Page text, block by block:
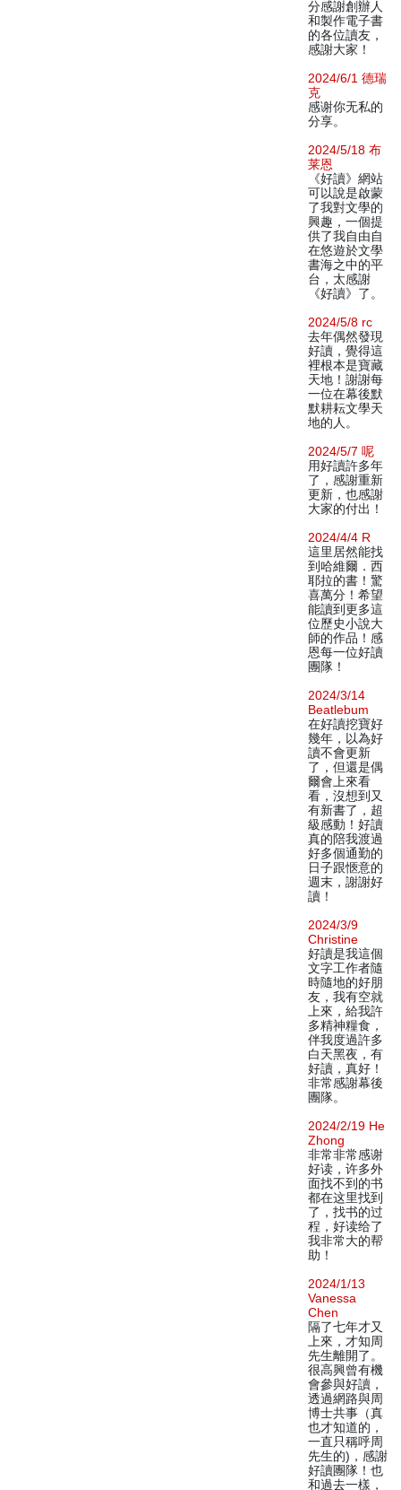
分感謝創辦人
和製作電子書
的各位讀友，
感謝大家！
2024/6/1 德瑞
克
感谢你无私的
分享。
2024/5/18 布
莱恩
《好讀》網站
可以說是啟蒙
了我對文學的
興趣，一個提
供了我自由自
在悠遊於文學
書海之中的平
台，太感謝
《好讀》了。
2024/5/8 rc
去年偶然發現
好讀，覺得這
裡根本是寶藏
天地！謝謝每
一位在幕後默
默耕耘文學天
地的人。
2024/5/7 呢
用好讀許多年
了，感謝重新
更新，也感謝
大家的付出！
2024/4/4 R
這里居然能找
到哈維爾．西
耶拉的書！驚
喜萬分！希望
能讀到更多這
位歷史小說大
師的作品！感
恩每一位好讀
團隊！
2024/3/14
Beatlebum
在好讀挖寶好
幾年，以為好
讀不會更新
了，但還是偶
爾會上來看
看，沒想到又
有新書了，超
級感動！好讀
真的陪我渡過
好多個通勤的
日子跟愜意的
週末，謝謝好
讀！
2024/3/9
Christine
好讀是我這個
文字工作者隨
時隨地的好朋
友，我有空就
上來，給我許
多精神糧食，
伴我度過許多
白天黑夜，有
好讀，真好！
非常感謝幕後
團隊。
2024/2/19 He
Zhong
非常非常感谢
好读，许多外
面找不到的书
都在这里找到
了，找书的过
程，好读给了
我非常大的帮
助！
2024/1/13
Vanessa
Chen
隔了七年才又
上來，才知周
先生離開了。
很高興曾有機
會參與好讀，
透過網路與周
博士共事（真
也才知道的，
一直只稱呼周
先生的)，感謝
好讀團隊！也
和過去一樣，